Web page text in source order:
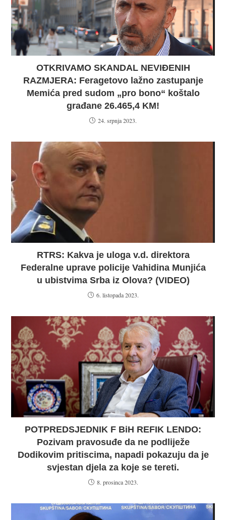
OTKRIVAMO SKANDAL NEVIĐENIH
RAZMJERA: Feragetovo lažno zastupanje
Memića pred sudom „pro bono“ koštalo
građane 26.465,4 KM!
24. srpnja 2023.
RTRS: Kakva je uloga v.d. direktora
Federalne uprave policije Vahidina Munjića
u ubistvima Srba iz Olova? (VIDEO)
6. listopada 2023.
POTPREDSJEDNIK F BiH REFIK LENDO:
Pozivam pravosuđe da ne podliježe
Dodikovim pritiscima, napadi pokazuju da je
svjestan djela za koje se tereti.
8. prosinca 2023.